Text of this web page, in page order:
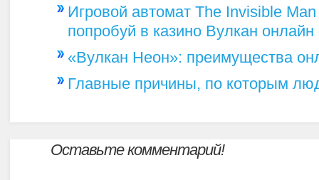
Игровой автомат The Invisible
попробуй в казино Вулкан онлайн
«Вулкан Неон»: преимущества
Главные причины, по которым
Оставьте комментарий!